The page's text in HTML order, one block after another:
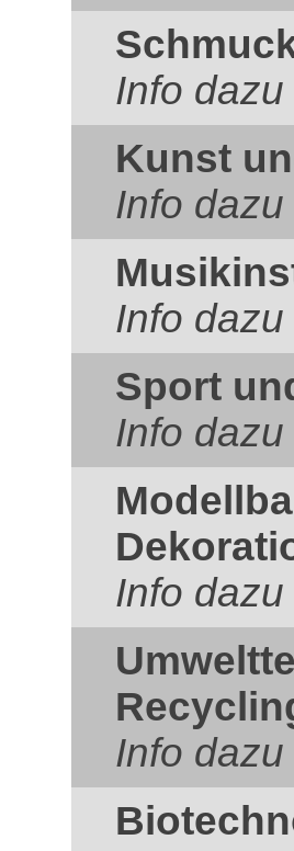
Info dazu
Kunst
Info dazu
Info dazu
Sport
Info dazu
Info dazu
Info dazu